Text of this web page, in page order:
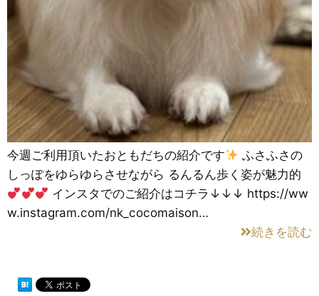
今週ご利用頂いたおともだちの紹介です
ふさふさの
しっぽをゆらゆらさせながら るんるん歩く姿が魅力的
インスタでのご紹介はコチラ↓↓↓ https://ww
w.instagram.com/nk_cocomaison…
続きを読む